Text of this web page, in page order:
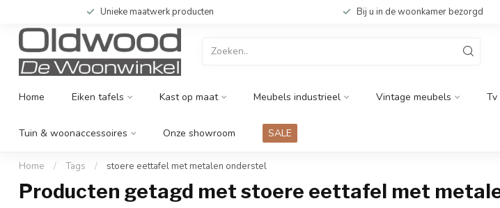
Unieke maatwerk producten Bij u in de woonkamer bezorgd
Home Eiken tafels Kast op maat Meubels industrieel Vintage meubels
Tuin & woonaccessoires Onze showroom SALE
Home / Tags / stoere eettafel met metalen onderstel
Producten getagd met stoere eettafel met